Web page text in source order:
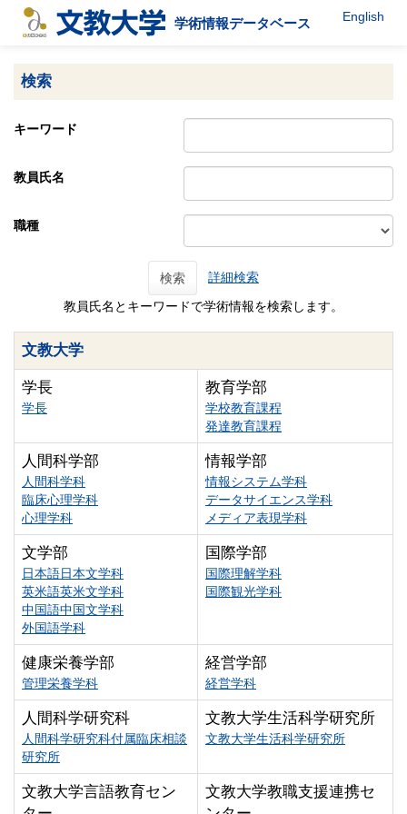
学術情報データベース English
検索
キーワード
教員氏名
職種
検索 詳細検索
教員氏名とキーワードで学術情報を検索します。
文教大学
学長
学長
教育学部
学校教育課程
発達教育課程
人間科学部
人間科学科
臨床心理学科
心理学科
情報学部
情報システム学科
データサイエンス学科
メディア表現学科
文学部
日本語日本文学科
英米語英米文学科
中国語中国文学科
外国語学科
国際学部
国際理解学科
国際観光学科
健康栄養学部
管理栄養学科
経営学部
経営学科
人間科学研究科
人間科学研究科付属臨床相談
研究所
文教大学生活科学研究所
文教大学生活科学研究所
文教大学言語教育セン
文教大学教職支援連携セ